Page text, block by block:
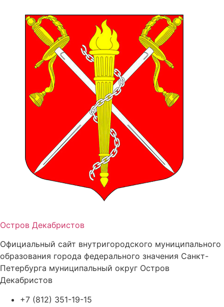
Остров Декабристов
Официальный сайт внутригородского муниципального
образования города федерального значения Санкт-
Петербурга муниципальный округ Остров
Декабристов
+7 (812) 351-19-15